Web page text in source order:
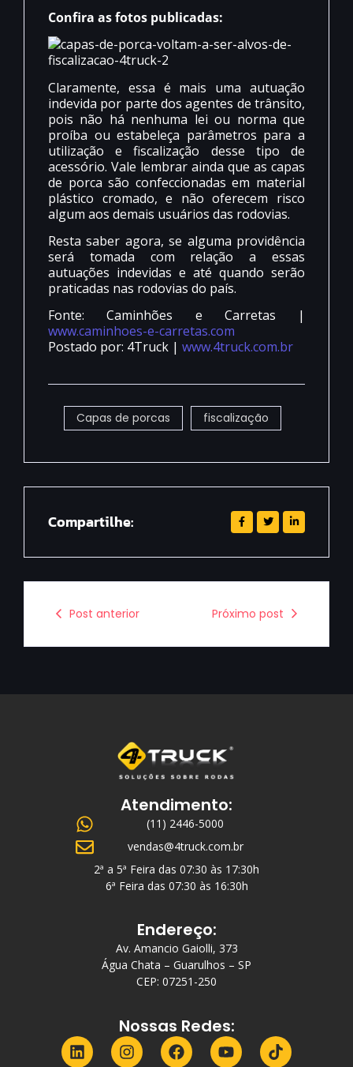
Confira as fotos publicadas:
Claramente, essa é mais uma autuação
indevida por parte dos agentes de trânsito,
pois não há nenhuma lei ou norma que
proíba ou estabeleça parâmetros para a
utilização e fiscalização desse tipo de
acessório. Vale lembrar ainda que as capas
de porca são confeccionadas em material
plástico cromado, e não oferecem risco
algum aos demais usuários das rodovias.
Resta saber agora, se alguma providência
será tomada com relação a essas
autuações indevidas e até quando serão
praticadas nas rodovias do país.
Fonte: Caminhões e Carretas |
www.caminhoes-e-carretas.com
Postado por: 4Truck | www.4truck.com.br
Capas de porcas fiscalização
Compartilhe:
Post anterior Próximo post
Atendimento:
(11) 2446-5000
vendas@4truck.com.br
2ª a 5ª Feira das 07:30 às 17:30h
6ª Feira das 07:30 às 16:30h
Endereço:
Av. Amancio Gaiolli, 373
Água Chata – Guarulhos – SP
CEP: 07251-250
Nossas Redes: